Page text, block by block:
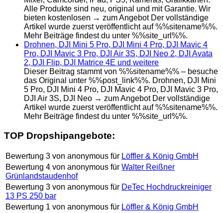
Alle Produkte sind neu, original und mit Garantie. Wir
bieten kostenlosen → zum Angebot Der vollständige
Artikel wurde zuerst veröffentlicht auf %%sitename%%.
Mehr Beiträge findest du unter %%site_url%%.
Drohnen, DJI Mini 5 Pro, DJI Mini 4 Pro, DJI Mavic 4
Pro, DJI Mavic 3 Pro, DJI Air 3S, DJI Neo 2, DJI Avata
2, DJI Flip, DJI Matrice 4E und weitere
Dieser Beitrag stammt von %%sitename%% – besuche
das Original unter %%post_link%%. Drohnen, DJI Mini
5 Pro, DJI Mini 4 Pro, DJI Mavic 4 Pro, DJI Mavic 3 Pro,
DJI Air 3S, DJI Neo → zum Angebot Der vollständige
Artikel wurde zuerst veröffentlicht auf %%sitename%%.
Mehr Beiträge findest du unter %%site_url%%.
TOP Dropshipangebote:
Bewertung 3 von anonymous für Löffler & König GmbH
Bewertung 4 von anonymous für Walter Reißner
Grünlandstaudenhof
Bewertung 3 von anonymous für DeTec Hochdruckreiniger
13 PS 250 bar
Bewertung 1 von anonymous für Löffler & König GmbH